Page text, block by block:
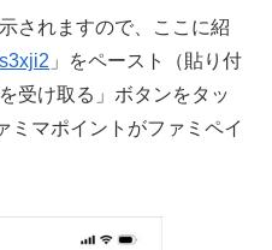
されますので、ここに紹
」をペースト（貼り付
受け取る」ボタンをタッ
ミマポイントがファミペイ